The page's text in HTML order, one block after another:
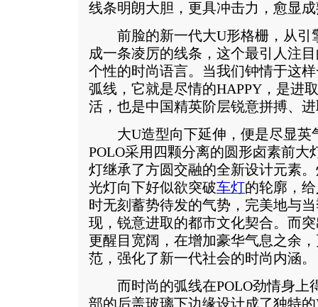
线条明朗大胆，更具冲击力，愈显
前脸的新一代大U形格栅，从引
成一条凌厉的线条，这个最引人注
个性的时尚语言。当我们钟情于这
弧线，它就是尽情的HAPPY，是进
活，也是中国精英阶层锐意拼搏、
大U造型向下延伸，便是尽显英
POLO采用四颗分离的圆形卤素前大
灯继承了方圆交融的全新设计元素
光灯向下好似欲突破车灯的轮廓，
时无刻蓄势待发的气势，完美地与
现，锐意进取的都市文化契合。而
更醒目宽阔，在增加豪华气息之余
范，强化了新一代社会的时尚内涵。
而时尚的弧线在POLO劲情身上
部的后盖玻璃下边缘设计成了独特